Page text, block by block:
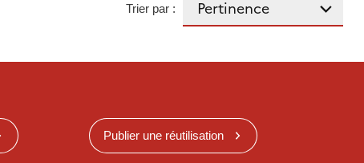
Trier par :
Publier une réutilisation